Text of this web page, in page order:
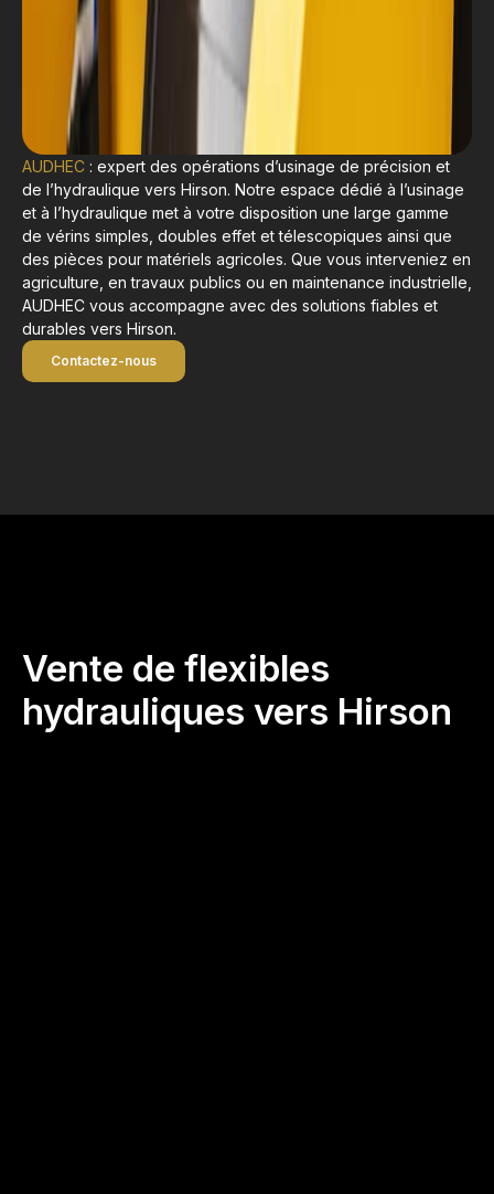
AUDHEC : expert des opérations d’usinage de précision et
de l’hydraulique vers Hirson. Notre espace dédié à l’usinage
et à l’hydraulique met à votre disposition une large gamme
de vérins simples, doubles effet et télescopiques ainsi que
des pièces pour matériels agricoles. Que vous interveniez en
agriculture, en travaux publics ou en maintenance industrielle,
AUDHEC vous accompagne avec des solutions fiables et
durables vers Hirson.
Contactez-nous
Vente de flexibles
hydrauliques vers Hirson